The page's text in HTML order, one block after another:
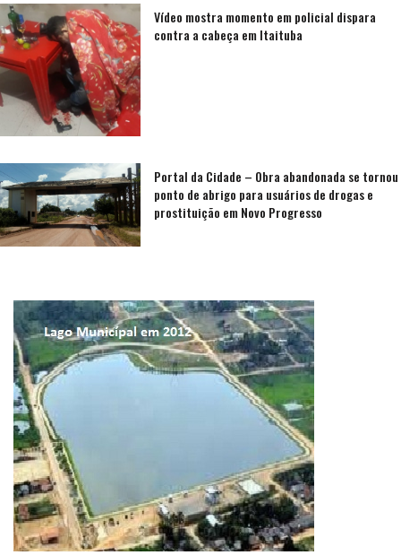
Vídeo mostra momento em policial dispara
contra a cabeça em Itaituba
Portal da Cidade – Obra abandonada se tornou
ponto de abrigo para usuários de drogas e
prostituição em Novo Progresso